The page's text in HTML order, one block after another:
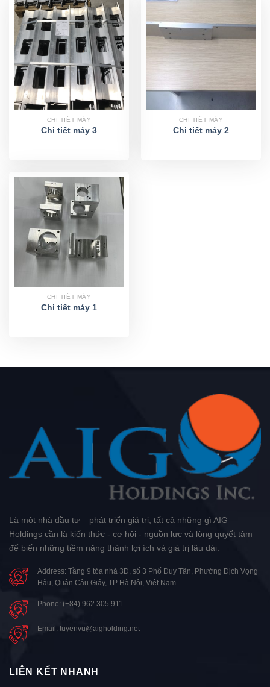
CHI TIẾT MÁY
Chi tiết máy 3
CHI TIẾT MÁY
Chi tiết máy 2
CHI TIẾT MÁY
Chi tiết máy 1
Là một nhà đầu tư – phát triển giá trị, tất cả những gì AIG
Holdings cần là kiến thức - cơ hội - nguồn lực và lòng quyết tâm
để biến những tiềm năng thành lợi ích và giá trị lâu dài.
Address: Tầng 9 tòa nhà 3D, số 3 Phố Duy Tân, Phường Dịch Vọng
Hậu, Quận Cầu Giấy, TP Hà Nội, Việt Nam
Phone: (+84) 962 305 911
Email: tuyenvu@aigholding.net
LIÊN KẾT NHANH